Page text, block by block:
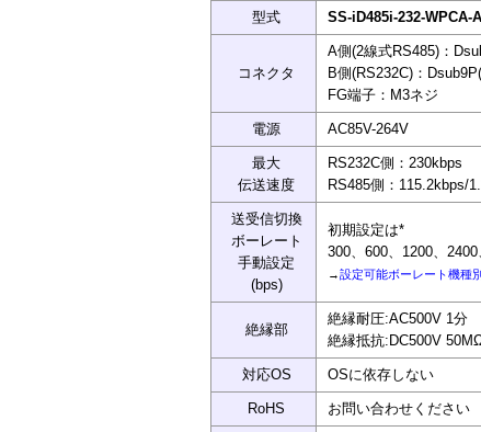
型式 SS-iD485i-232-WPCA-
コネクタ
A側(2線式RS485)：
B側(RS232C)：
FG端子：M3ネジ
電源 AC85V-264V
最大
伝送速度
RS232C側：230kbps
RS485側：115.2kbps/
送受信切換
ボーレート
手動設定
(bps)
初期設定は*
300、600、1200、
→設定可能ボーレート機種
絶縁部
絶縁耐圧:AC500V 1分
絶縁抵抗:DC500V
対応OS OSに依存しない
RoHS お問い合わせください